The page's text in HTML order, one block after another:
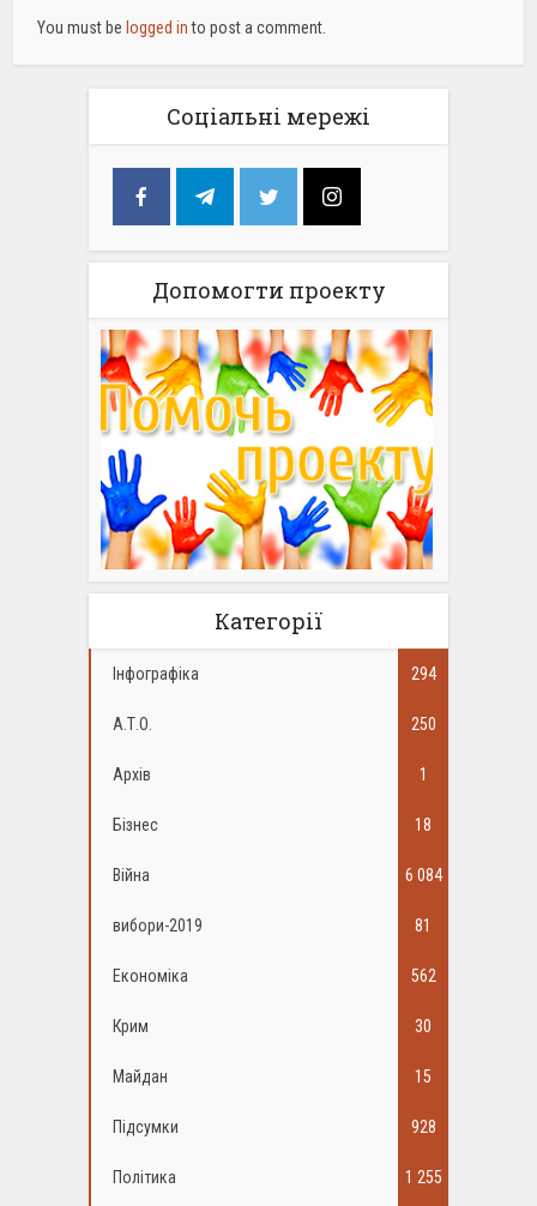
You must be logged into post a comment.
Соціальні мережі
Допомогти проекту
Категорії
Інфографіка 294
А.Т.О. 250
Архів 1
Бізнес 18
Війна 6 084
вибори-2019 81
Економіка 562
Крим 30
Майдан 15
Підсумки 928
Політика 1 255